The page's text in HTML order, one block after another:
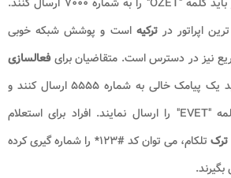
اپراتور درترکیهاست و پوشش شبکه خوبی
نیز در دسترس است. متقاضیان برایفعالسازی
تلکام، باید یک پیامک خالی به شماره ۵۵۵۵ ارسال کنند و
پس از دریافت پاسخ، کلمه "EVET" را ارسال نمایند. افراد برای استعلام
تلکام، می توان کد #۱۲۳* را شماره گیری کرده